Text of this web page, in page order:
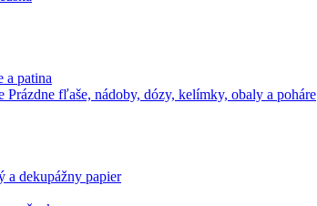
a patina
Prázdne fľaše, nádoby, dózy, kelímky, obaly a poháre
a dekupážny papier